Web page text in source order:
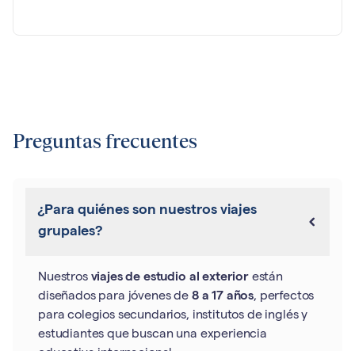
Preguntas frecuentes
¿Para quiénes son nuestros viajes
grupales?
Nuestros viajes de estudio al exteriorestán
diseñados para jóvenes de 8 a 17 años, perfectos
para colegios secundarios, institutos de inglés y
estudiantes que buscan una experiencia